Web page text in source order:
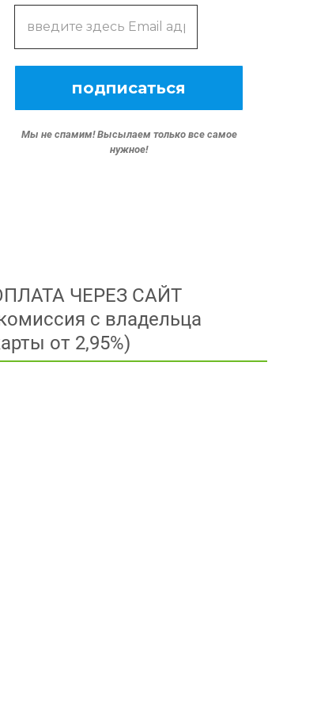
Мы не спамим! Высылаем только все самое
нужное!
ЧЕРЕЗ САЙТ
с владельца
от 2,95%)